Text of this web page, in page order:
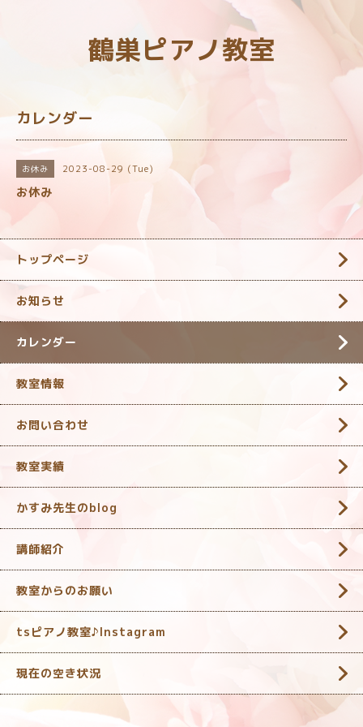
鶴巣ピアノ教室
カレンダー
お休み 2023-08-29 (Tue)
お休み
トップページ
お知らせ
カレンダー
教室情報
お問い合わせ
教室実績
かすみ先生のblog
講師紹介
教室からのお願い
tsピアノ教室♪Instagram
現在の空き状況